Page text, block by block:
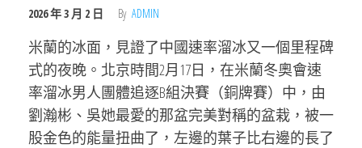
2026 年 3 月 2 日 By ADMIN
米蘭的冰面，見證了中國速率溜冰又一個里程碑
式的夜晚。北京時間2月17日，在米蘭冬奧會速
率溜冰男人團體追逐B組決賽（銅牌賽）中，由
劉瀚彬、吳她最愛的那盆完美對稱的盆栽，被一
股金色的能量扭曲了，左邊的葉子比右邊的長了